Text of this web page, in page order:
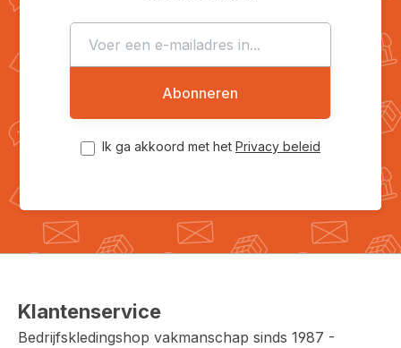
Abonneren
Ik ga akkoord met het Privacy beleid
Klantenservice
Bedrijfskledingshop vakmanschap sinds 1987 -